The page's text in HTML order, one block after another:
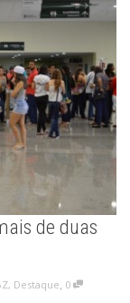
de duas
, Destaque, 0